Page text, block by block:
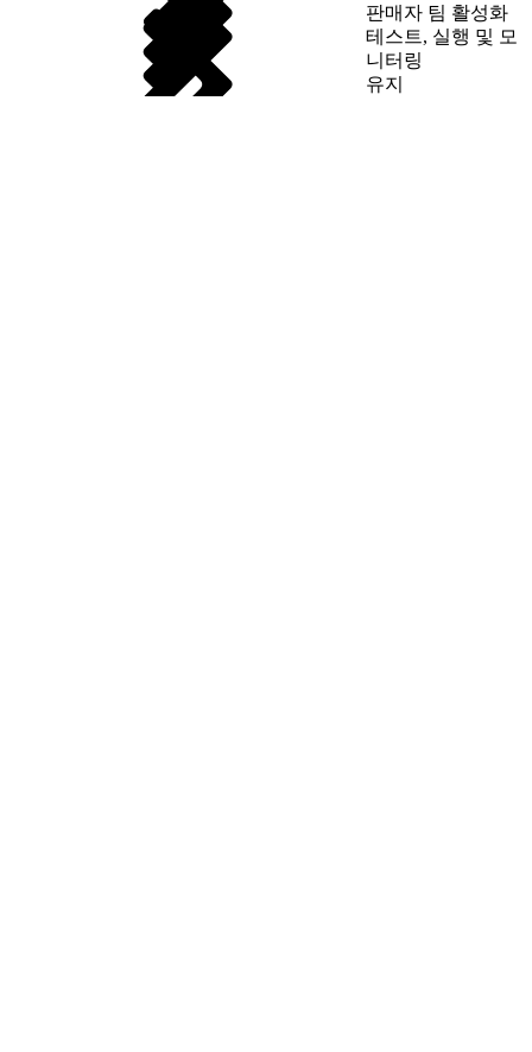
판매자 팀 활성화
테스트, 실행 및 모
니터링
유지